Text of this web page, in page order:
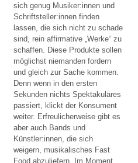
sich genug Musiker:innen und
Schriftsteller:innen finden
lassen, die sich nicht zu schade
sind, rein affirmative „Werke“ zu
schaffen. Diese Produkte sollen
möglichst niemanden fordern
und gleich zur Sache kommen.
Denn wenn in den ersten
Sekunden nichts Spektakuläres
passiert, klickt der Konsument
weiter. Erfreulicherweise gibt es
aber auch Bands und
Künstler:innen, die sich
weigern, musikalisches Fast
Food abzuliefern. Im Moment